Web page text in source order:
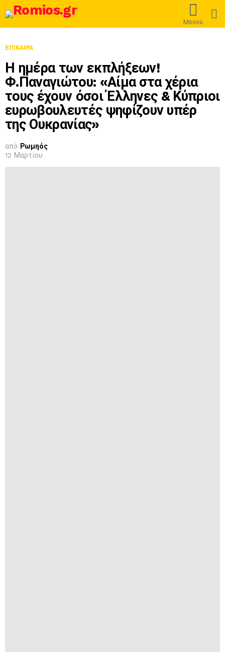
Μενού
ΕΠΊΚΑΙΡΑ
Η ημέρα των εκπλήξεων!
Φ.Παναγιώτου: «Αίμα στα χέρια
τους έχουν όσοι Έλληνες & Κύπριοι
ευρωβουλευτές ψηφίζουν υπέρ
της Ουκρανίας»
από Ρωμηός
12 Μαρτίου